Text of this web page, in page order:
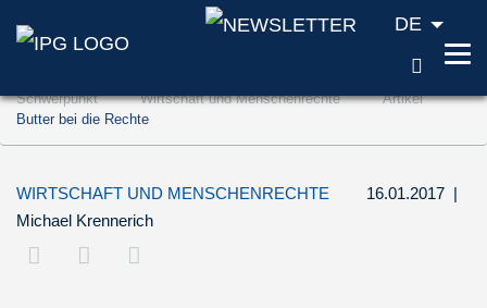
Zum Inhalt springen (Accesskey '1')
Zur Suche springen (Accesskey '2')
DE
Schwerpunkt Wirtschaft und Menschenrechte
Artikel
Butter bei die Rechte
WIRTSCHAFT UND MENSCHENRECHTE 16.01.2017 |
Michael Krennerich